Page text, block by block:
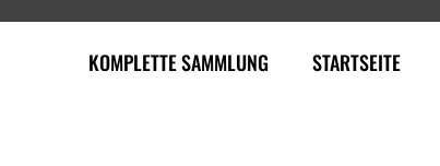
KOMPLETTE SAMMLUNG STARTSEITE